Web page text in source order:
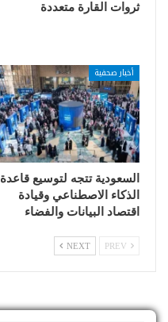
ثروات القارة متعددة
أخبار صحفية
السعودية تتجه لتوسيع قاعدة
الذكاء الاصطناعي وقيادة
اقتصاد البيانات والفضاء
NEXT